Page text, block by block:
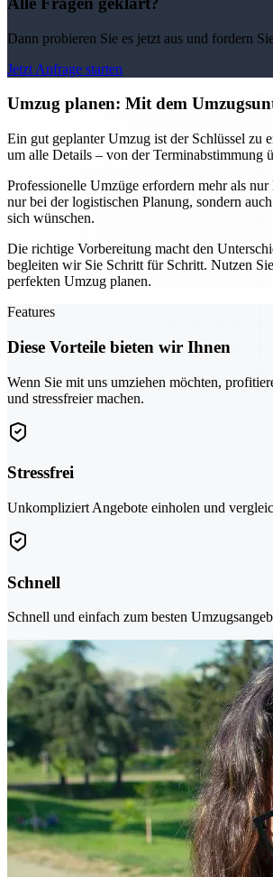
Dann probieren Sie es jetzt aus und fordern
Jetzt Anfrage starten
Umzug planen: Mit dem
Ein gut geplanter Umzug ist der Schlüssel zu
um alle Details – von der Terminabstimmung
Professionelle Umzüge erfordern mehr als
nur bei der logistischen Planung, sondern
sich wünschen.
Die richtige Vorbereitung macht den
begleiten wir Sie Schritt für Schritt. Nutzen
perfekten Umzug planen.
Features
Diese Vorteile bieten wir Ihnen
Wenn Sie mit uns umziehen möchten,
und stressfreier machen.
Stressfrei
Unkompliziert Angebote einholen und
Schnell
Schnell und einfach zum besten